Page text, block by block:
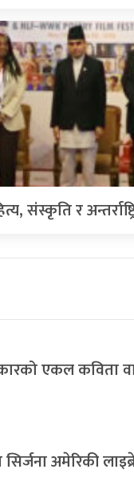
संस्कृति र
एकल कविता
सिर्जना अमेरिकी